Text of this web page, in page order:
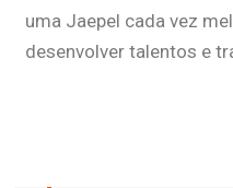
uma Jaepel cada vez
desenvolver talentos e